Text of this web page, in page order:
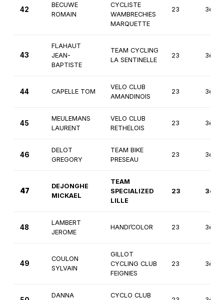
42
BECUWE
ROMAIN
CYCLISTE
WAMBRECHIES
MARQUETTE
23 3ème
43
FLAHAUT
JEAN-
BAPTISTE
TEAM CYCLING
LA SENTINELLE
23 3ème
44 CAPELLE TOM
VELO CLUB
AMANDINOIS
23 3ème
45
MEULEMANS
LAURENT
VELO CLUB
RETHELOIS
23 3ème
46
DELOT
GREGORY
TEAM BIKE
PRESEAU
23 3ème
47
DEJONGHE
MICKAEL
TEAM
SPECIALIZED
LILLE
23 3ème
48
LAMBERT
JEROME
HANDI’COLOR 23 3ème
49
COULON
SYLVAIN
GILLOT
CYCLING CLUB
FEIGNIES
23 3ème
DANNA
CYCLO CLUB